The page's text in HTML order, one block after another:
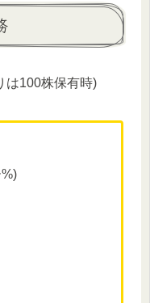
は100株保有時)
%)